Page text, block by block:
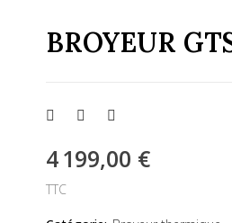
BROYEUR
4 199,00 €
TTC